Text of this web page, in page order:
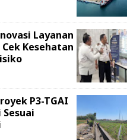
Layanan
Kesehatan
P3-TGAI